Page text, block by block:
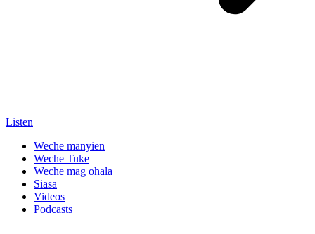
Listen
Weche manyien
Weche Tuke
Weche mag ohala
Siasa
Videos
Podcasts